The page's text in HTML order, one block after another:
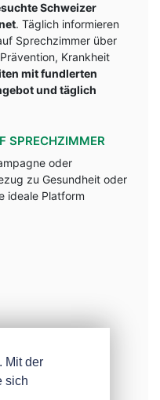
Schweizer
. Täglich informieren
Sprechzimmer über
Krankheit
mit fundlerten
und täglich
SPRECHZIMMER
oder
zu Gesundheit oder
ideale Platform
Mit der
sich